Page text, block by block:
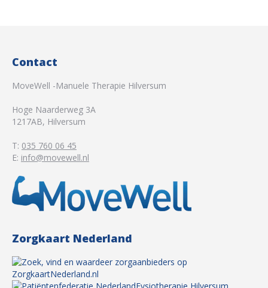
Contact
MoveWell -Manuele Therapie Hilversum
Hoge Naarderweg 3A
1217AB, Hilversum
T: 035 760 06 45
E: info@movewell.nl
Zorgkaart Nederland